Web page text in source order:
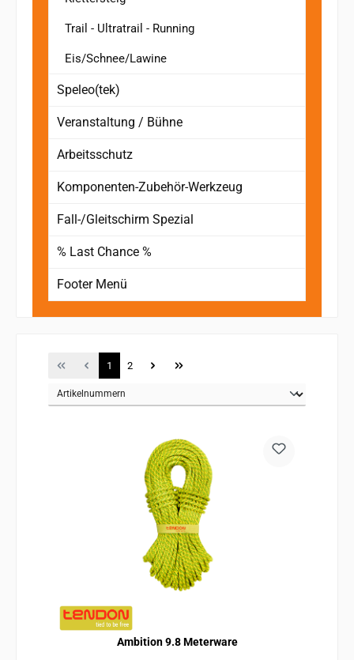
Trail - Ultratrail - Running
Eis/Schnee/Lawine
Speleo(tek)
Veranstaltung / Bühne
Arbeitsschutz
Komponenten-Zubehör-Werkzeug
Fall-/Gleitschirm Spezial
% Last Chance %
Footer Menü
Seite
1 Seite
2
Ambition 9.8 Meterware